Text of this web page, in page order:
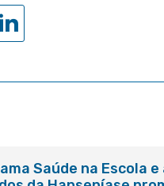
Saúde na Escola e